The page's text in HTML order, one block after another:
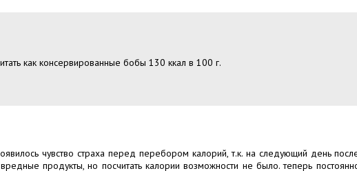
как консервированные бобы 130 ккал в 100 г.
чувство страха перед перебором калорий, т.к. на следующий день
продукты, но посчитать калории возможности не было. теперь